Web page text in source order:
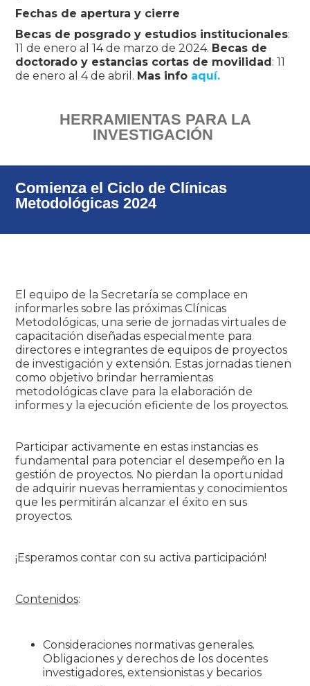
Fechas de apertura y cierre
Becas de posgrado y estudios institucionales:
11 de enero al 14 de marzo de 2024. Becas de
doctorado y estancias cortas de movilidad: 11
de enero al 4 de abril. Mas info aquí.
HERRAMIENTAS PARA LA
INVESTIGACIÓN
Comienza el Ciclo de Clínicas
Metodológicas 2024
El equipo de la Secretaría se complace en
informarles sobre las próximas Clínicas
Metodológicas, una serie de jornadas virtuales de
capacitación diseñadas especialmente para
directores e integrantes de equipos de proyectos
de investigación y extensión. Estas jornadas tienen
como objetivo brindar herramientas
metodológicas clave para la elaboración de
informes y la ejecución eficiente de los proyectos.
Participar activamente en estas instancias es
fundamental para potenciar el desempeño en la
gestión de proyectos. No pierdan la oportunidad
de adquirir nuevas herramientas y conocimientos
que les permitirán alcanzar el éxito en sus
proyectos.
¡Esperamos contar con su activa participación!
Contenidos:
Consideraciones normativas generales.
Obligaciones y derechos de los docentes
investigadores, extensionistas y becarios